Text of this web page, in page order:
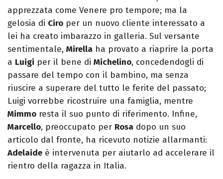
apprezzata come Venere pro tempore; ma la
gelosia di Ciro per un nuovo cliente interessato a
lei ha creato imbarazzo in galleria. Sul versante
sentimentale, Mirella ha provato a riaprire la porta
a Luigi per il bene di Michelino, concedendogli di
passare del tempo con il bambino, ma senza
riuscire a superare del tutto le ferite del passato;
Luigi vorrebbe ricostruire una famiglia, mentre
Mimmo resta il suo punto di riferimento. Infine,
Marcello, preoccupato per Rosa dopo un suo
articolo dal fronte, ha ricevuto notizie allarmanti:
Adelaide è intervenuta per aiutarlo ad accelerare il
rientro della ragazza in Italia.